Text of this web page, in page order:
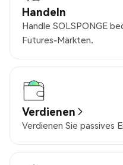
Handeln
Handle SOLSPONGE
Futures-Märkten.
Verdienen
Verdienen Sie passives